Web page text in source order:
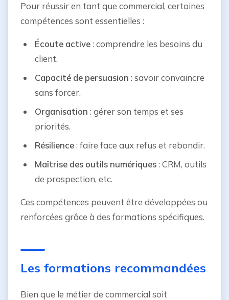
Pour réussir en tant que commercial, certaines
compétences sont essentielles :
Écoute active: comprendre les besoins du
client.
Capacité de persuasion : savoir convaincre
sans forcer.
Organisation : gérer son temps et ses
priorités.
Résilience: faire face aux refus et rebondir.
Maîtrise des outils numériques: CRM, outils
de prospection, etc.
Ces compétences peuvent être développées ou
renforcées grâce à des formations spécifiques.
Les formations recommandées
Bien que le métier de commercial soit